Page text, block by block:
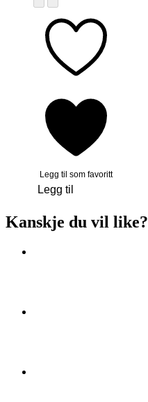
Legg til som favoritt
Legg til
Kanskje du vil like?